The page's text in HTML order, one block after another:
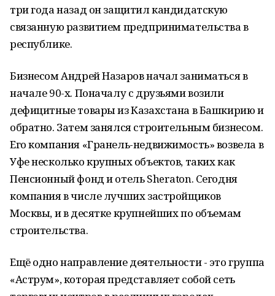
три года назад он защитил кандидатскую
связанную развитием предпринимательства в
республике.
Бизнесом Андрей Назаров начал заниматься в
начале 90-х. Поначалу с друзьями возили
дефицитные товары из Казахстана в Башкирию и
обратно. Затем занялся строительным бизнесом.
Его компания «Гранель-недвижимость» возвела в
Уфе несколько крупных объектов, таких как
Пенсионный фонд и отель Sheraton. Сегодня
компания в числе лучших застройщиков
Москвы, и в десятке крупнейших по объемам
строительства.
Ещё одно направление деятельности - это группа
«Аструм», которая представляет собой сеть